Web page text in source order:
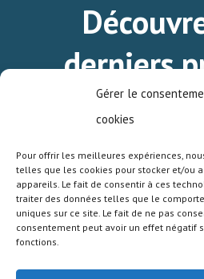
Gérer le
cookies
Pour offrir les meilleures expériences,
telles que les cookies pour stocker et/ou
appareils. Le fait de consentir à ces
traiter des données telles que le
uniques sur ce site. Le fait de ne pas
consentement peut avoir un effet négatif
fonctions.
derniers
TÉLÉCHARGEZ LE
NOS PRODUITS